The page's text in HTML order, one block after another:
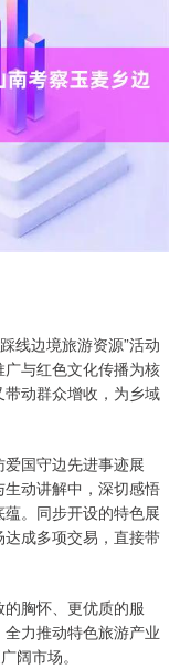
线边境旅游资源”活动
与红色文化传播为核
带动群众增收，为乡域
国守边先进事迹展
动讲解中，深切感悟
。同步开设的特色展
成多项交易，直接带
胸怀、更优质的服
力推动特色旅游产业
阔市场。